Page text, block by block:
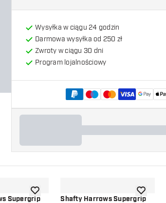
Wysyłka w ciągu 24 godzin
Darmowa wysyłka od 250 zł
Zwroty w ciągu 30 dni
Program lojalnościowy
Supergripdodaj do listy życzeńShafty Harrows Supergripdodaj do